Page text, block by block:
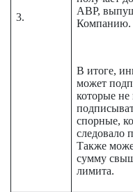
3.
АВР,
Компанию.
В итоге,
может
которые не
спорные,
следовало
Также
сумму
лимита.